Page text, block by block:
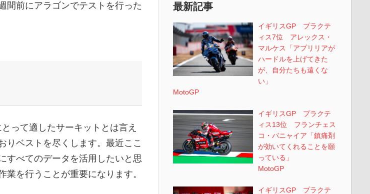
間前にアラゴンでテストを行った
って適したサーキットとは言え
りベストを尽くします。最近ここ
すべてのデータを活用したいと思
を行うことが重要になります。
最新記事
イギリスGP プラクテ
ィス7位 アレックス・
マルケス「アプリリアが
ハードルを上げてきた
が、自分たちも遠くな
い」
MotoGP
イギリスGP プラクテ
ィス13位 フランチェス
コ・バニャイア「鎮痛剤
が効いてくれることを願
っている」
MotoGP
イギリスGP プラクテ